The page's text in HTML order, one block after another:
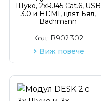
Шуко, 2xRJ45 Cat.6, USB
3.0 и HDMI, цвят Бял,
Bachmann
Код: B902.302
Виж повече